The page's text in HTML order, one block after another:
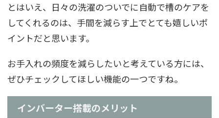
とはいえ、日々の洗濯のついでに自動で槽のケアを
してくれるのは、手間を減らす上でとても嬉しいポ
イントだと思います。
お手入れの頻度を減らしたいと考えている方には、
ぜひチェックしてほしい機能の一つですね。
インバーター搭載のメリット